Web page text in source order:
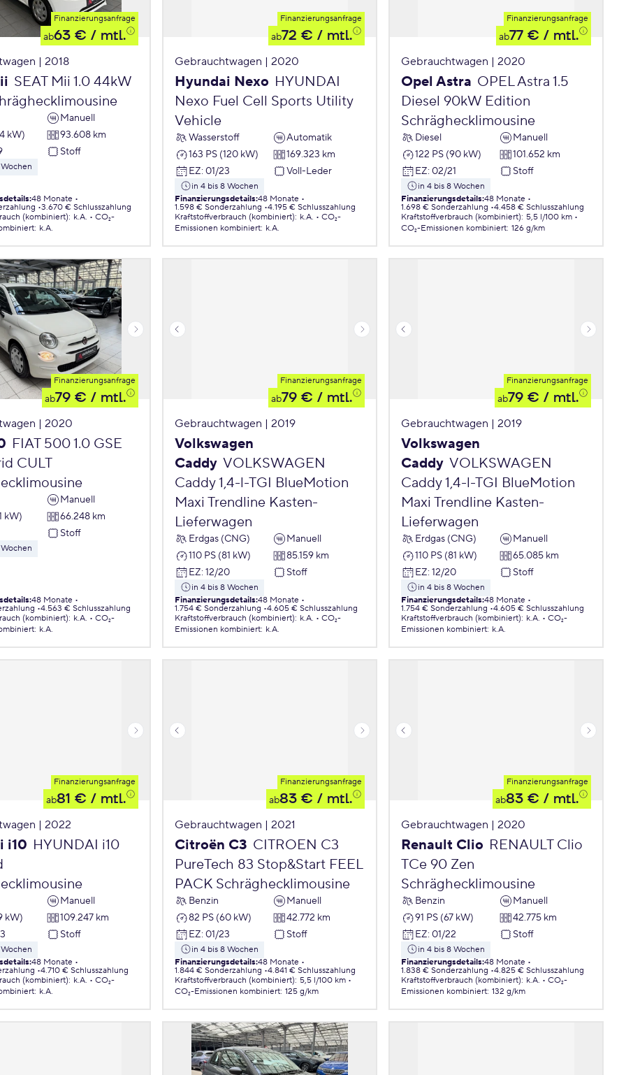
Finanzierungsanfrage
ab63 € / mtl.
| 2018
SEAT Mii 1.0 44kW
Manuell
kW)
93.608 km
Stoff
:48 Monate
3.670 € Schlusszahlung
(kombiniert): k.A.
CO₂-
: k.A.
Finanzierungsanfrage
ab72 € / mtl.
Gebrauchtwagen | 2020
Hyundai Nexo HYUNDAI
Nexo Fuel Cell Sports Utility
Vehicle
Wasserstoff
Automatik
163 PS (120 kW)
169.323 km
EZ: 01/23 Voll-Leder
in 4 bis 8 Wochen
Finanzierungsdetails:48 Monate
1.598 € Sonderzahlung 4.195 € Schlusszahlung
Kraftstoffverbrauch (kombiniert): k.A.
CO₂-
Emissionen kombiniert: k.A.
Finanzierungsanfrage
ab77 € / mtl.
Gebrauchtwagen | 2020
Opel Astra OPEL Astra 1.5
Diesel 90kW Edition
Schräghecklimousine
Diesel
Manuell
122 PS (90 kW)
101.652 km
EZ: 02/21 Stoff
in 4 bis 8 Wochen
Finanzierungsdetails:48 Monate
1.698 € Sonderzahlung 4.458 € Schlusszahlung
Kraftstoffverbrauch (kombiniert): 5,5 l/100 km
CO₂-Emissionen kombiniert: 126 g/km
Finanzierungsanfrage
ab79 € / mtl.
| 2020
FIAT 500 1.0 GSE
CULT
Manuell
kW)
66.248 km
Stoff
:48 Monate
4.563 € Schlusszahlung
(kombiniert): k.A.
CO₂-
: k.A.
Finanzierungsanfrage
ab79 € / mtl.
Gebrauchtwagen | 2019
Volkswagen
Caddy VOLKSWAGEN
Caddy 1,4-l-TGI BlueMotion
Maxi Trendline Kasten-
Lieferwagen
Erdgas (CNG)
Manuell
110 PS (81 kW)
85.159 km
EZ: 12/20 Stoff
in 4 bis 8 Wochen
Finanzierungsdetails:48 Monate
1.754 € Sonderzahlung 4.605 € Schlusszahlung
Kraftstoffverbrauch (kombiniert): k.A.
CO₂-
Emissionen kombiniert: k.A.
Finanzierungsanfrage
ab79 € / mtl.
Gebrauchtwagen | 2019
Volkswagen
Caddy VOLKSWAGEN
Caddy 1,4-l-TGI BlueMotion
Maxi Trendline Kasten-
Lieferwagen
Erdgas (CNG)
Manuell
110 PS (81 kW)
65.085 km
EZ: 12/20 Stoff
in 4 bis 8 Wochen
Finanzierungsdetails:48 Monate
1.754 € Sonderzahlung 4.605 € Schlusszahlung
Kraftstoffverbrauch (kombiniert): k.A.
CO₂-
Emissionen kombiniert: k.A.
Finanzierungsanfrage
ab81 € / mtl.
| 2022
i10 HYUNDAI i10
Manuell
kW)
109.247 km
Stoff
:48 Monate
4.710 € Schlusszahlung
(kombiniert): k.A.
CO₂-
: k.A.
Finanzierungsanfrage
ab83 € / mtl.
Gebrauchtwagen | 2021
Citroën C3 CITROEN C3
PureTech 83 Stop&Start FEEL
PACK Schräghecklimousine
Benzin
Manuell
82 PS (60 kW)
42.772 km
EZ: 01/23 Stoff
in 4 bis 8 Wochen
Finanzierungsdetails:48 Monate
1.844 € Sonderzahlung 4.841 € Schlusszahlung
Kraftstoffverbrauch (kombiniert): 5,5 l/100 km
CO₂-Emissionen kombiniert: 125 g/km
Finanzierungsanfrage
ab83 € / mtl.
Gebrauchtwagen | 2020
Renault Clio RENAULT Clio
TCe 90 Zen
Schräghecklimousine
Benzin
Manuell
91 PS (67 kW)
42.775 km
EZ: 01/22 Stoff
in 4 bis 8 Wochen
Finanzierungsdetails:48 Monate
1.838 € Sonderzahlung 4.825 € Schlusszahlung
Kraftstoffverbrauch (kombiniert): k.A.
CO₂-
Emissionen kombiniert: 132 g/km